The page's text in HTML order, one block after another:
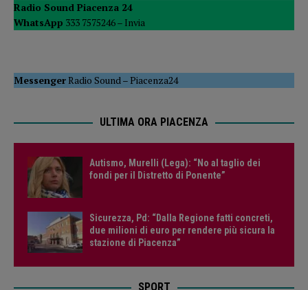
Radio Sound Piacenza 24
WhatsApp 333 7575246 – Invia
MessengerRadio Sound–Piacenza24
ULTIMA ORA PIACENZA
Autismo, Murelli (Lega): “No al taglio dei
fondi per il Distretto di Ponente”
Sicurezza, Pd: “Dalla Regione fatti concreti,
due milioni di euro per rendere più sicura la
stazione di Piacenza”
SPORT